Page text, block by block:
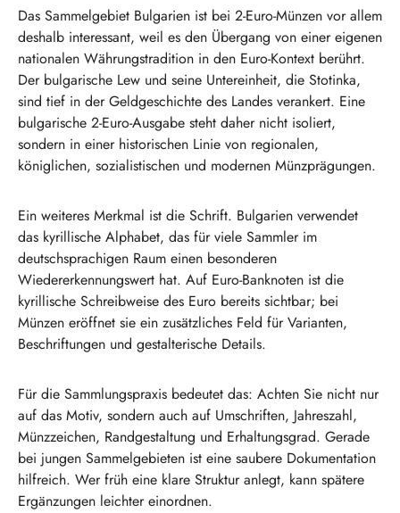
Das Sammelgebiet Bulgarien ist bei 2-Euro-Münzen vor allem
deshalb interessant, weil es den Übergang von einer eigenen
nationalen Währungstradition in den Euro-Kontext berührt.
Der bulgarische Lew und seine Untereinheit, die Stotinka,
sind tief in der Geldgeschichte des Landes verankert. Eine
bulgarische 2-Euro-Ausgabe steht daher nicht isoliert,
sondern in einer historischen Linie von regionalen,
königlichen, sozialistischen und modernen Münzprägungen.
Ein weiteres Merkmal ist die Schrift. Bulgarien verwendet
das kyrillische Alphabet, das für viele Sammler im
deutschsprachigen Raum einen besonderen
Wiedererkennungswert hat. Auf Euro-Banknoten ist die
kyrillische Schreibweise des Euro bereits sichtbar; bei
Münzen eröffnet sie ein zusätzliches Feld für Varianten,
Beschriftungen und gestalterische Details.
Für die Sammlungspraxis bedeutet das: Achten Sie nicht nur
auf das Motiv, sondern auch auf Umschriften, Jahreszahl,
Münzzeichen, Randgestaltung und Erhaltungsgrad. Gerade
bei jungen Sammelgebieten ist eine saubere Dokumentation
hilfreich. Wer früh eine klare Struktur anlegt, kann spätere
Ergänzungen leichter einordnen.